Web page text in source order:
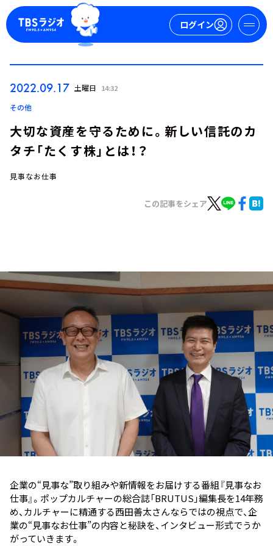
ログイン
お知らせ
イベント・グッズ
YouTube
会社情報
2022.09.17 土曜日 14:32
その他
大切な資産を守るために。新しい信託のカ
タチ「たくす株」とは！？
見事なお仕事
この記事をシェア
企業の“見事な”取り組みや新情報をお届けする番組『見事なお
仕事』。ポップカルチャーの総合誌「BRUTUS」編集長を14年務
め、カルチャーに精通する西田善太さんならではの視点で、企
業の“見事なお仕事”の内容と秘訣を、インタビュー形式でうか
がっていきます。